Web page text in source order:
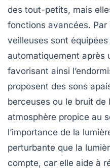
des tout-petits, mais
fonctions avancées. Par
veilleuses sont équipées
automatiquement après
favorisant ainsi
proposent des sons
berceuses ou le bruit de
atmosphère propice au
l’importance de la
perturbante que la
compte, car elle aide à